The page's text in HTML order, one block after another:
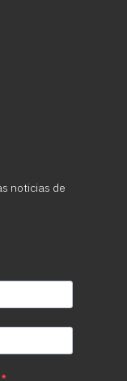
noticias de